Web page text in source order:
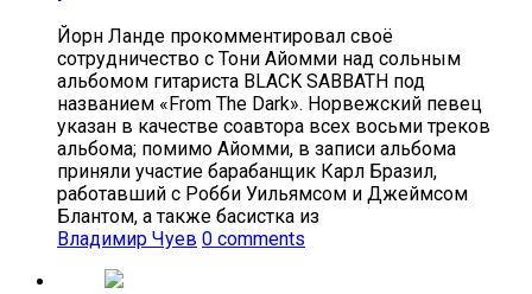
Йорн Ланде прокомментировал своё
сотрудничество с Тони Айомми над сольным
альбомом гитариста BLACK SABBATH под
названием «From The Dark». Норвежский певец
указан в качестве соавтора всех восьми треков
альбома; помимо Айомми, в записи альбома
приняли участие барабанщик Карл Бразил,
работавший с Робби Уильямсом и Джеймсом
Блантом, а также басистка из
Владимир Чуев 0 comments